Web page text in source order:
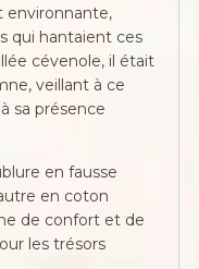
environnante,
qui hantaient ces
cévenole, il était
veillant à ce
sa présence
en fausse
en coton
de confort et de
les trésors